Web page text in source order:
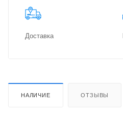
Доставка
НАЛИЧИЕ ОТЗЫВЫ